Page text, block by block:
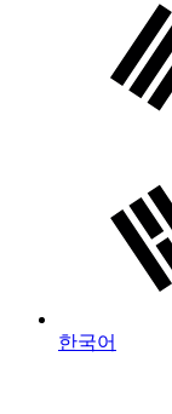
한국어